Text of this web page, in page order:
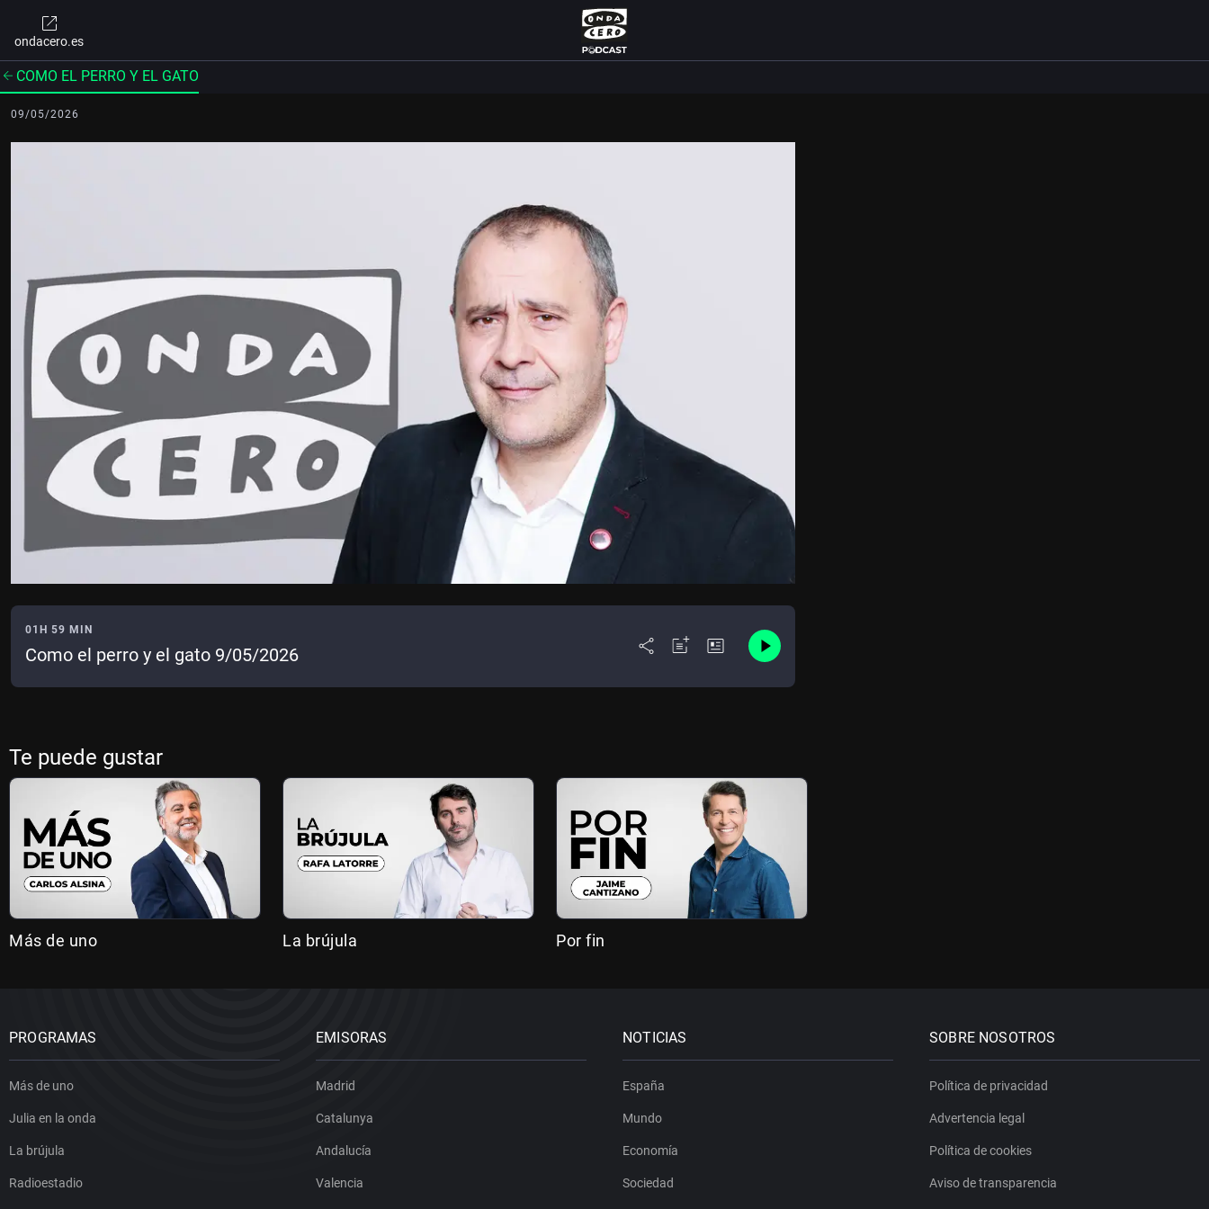
ondacero.es
COMO EL PERRO Y EL GATO
09/05/2026
01H 59 MIN
Como el perro y el gato 9/05/2026
Te puede gustar
Más de uno La brújula Por fin
PROGRAMAS
Más de uno
Julia en la onda
La brújula
Radioestadio
EMISORAS
Madrid
Catalunya
Andalucía
Valencia
NOTICIAS
España
Mundo
Economía
Sociedad
SOBRE NOSOTROS
Política de privacidad
Advertencia legal
Política de cookies
Aviso de transparencia